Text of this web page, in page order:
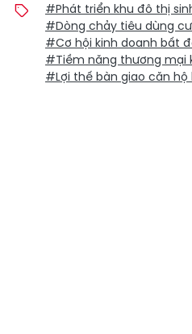
#Phát triển khu đô thị
#Dòng chảy tiêu dùng
#Cơ hội kinh doanh bất
#Tiềm năng thương mại
#Lợi thế bàn giao căn hộ